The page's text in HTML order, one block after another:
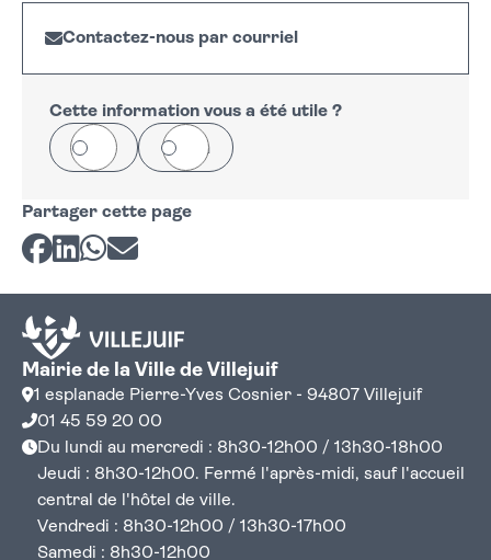
Contactez-nous par courriel
Cette information vous a été utile ?
Oui Non
Partager cette page
Partager sur Facebook
Partager sur LinkedIn
Partager sur Whatsapp
Partager par courriel
Mairie de la Ville de Villejuif
1 esplanade Pierre-Yves Cosnier - 94807 Villejuif
01 45 59 20 00
Du lundi au mercredi : 8h30-12h00 / 13h30-18h00
Jeudi : 8h30-12h00. Fermé l'après-midi, sauf l'accueil
central de l'hôtel de ville.
Vendredi : 8h30-12h00 / 13h30-17h00
Samedi : 8h30-12h00